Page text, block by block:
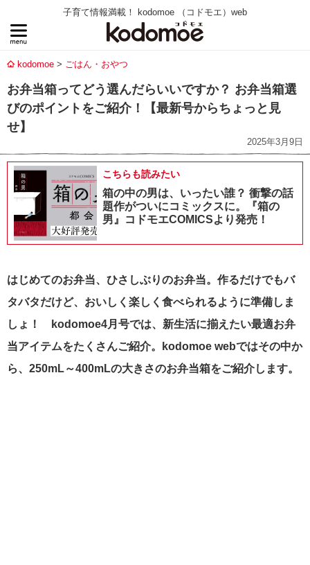
子育て情報満載！ kodomoe （コドモエ）web
kodomoe ごはん・おやつ
お弁当箱ってどう選んだらいいですか？ お弁当箱選
びのポイントをご紹介！【最新号からちょっと見
せ】
2025年3月9日
こちらも読みたい
箱の中の男は、いったい誰？ 衝撃の話
題作がついにコミックスに。『箱の
男』コドモエCOMICSより発売！
はじめてのお弁当、ひさしぶりのお弁当。作るだけでもバ
タバタだけど、おいしく楽しく食べられるように準備しま
しょ！ kodomoe4月号では、新生活に揃えたい最適お弁
当アイテムをたくさんご紹介。kodomoe webではその中か
ら、250mL～400mLの大きさのお弁当箱をご紹介します。